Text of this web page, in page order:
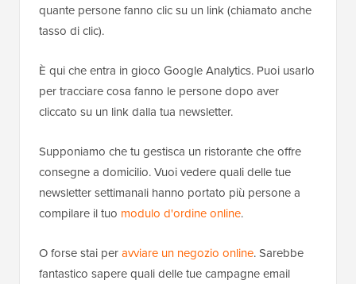
quante persone fanno clic su un link (chiamato anche
tasso di clic).
È qui che entra in gioco Google Analytics. Puoi usarlo
per tracciare cosa fanno le persone dopo aver
cliccato su un link dalla tua newsletter.
Supponiamo che tu gestisca un ristorante che offre
consegne a domicilio. Vuoi vedere quali delle tue
newsletter settimanali hanno portato più persone a
compilare il tuo modulo d'ordine online.
O forse stai peravviare un negozio online. Sarebbe
fantastico sapere quali delle tue campagne email